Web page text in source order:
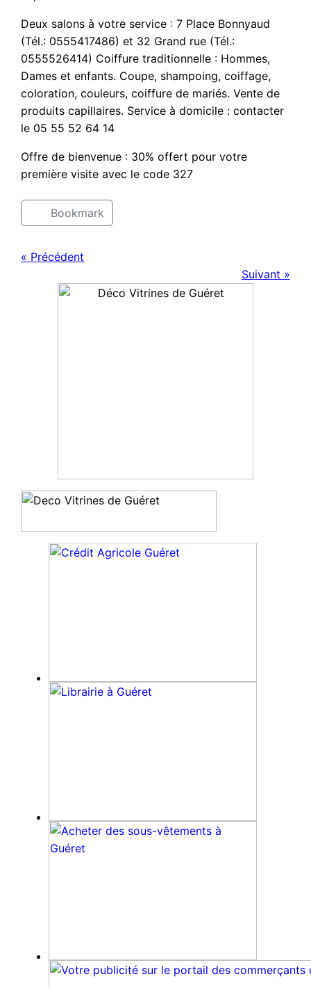
Deux salons à votre service : 7 Place Bonnyaud
(Tél.: 0555417486) et 32 Grand rue (Tél.:
0555526414) Coiffure traditionnelle : Hommes,
Dames et enfants. Coupe, shampoing, coiffage,
coloration, couleurs, coiffure de mariés. Vente de
produits capillaires. Service à domicile : contacter
le 05 55 52 64 14
Offre de bienvenue : 30% offert pour votre
première visite avec le code 327
Bookmark
« Précédent
Suivant »